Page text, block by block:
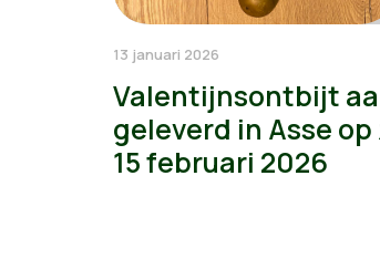
13 januari 2026
Valentijnsontbijt
geleverd in Asse
15 februari 2026